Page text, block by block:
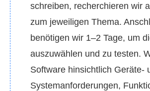
schreiben, recherchieren wir
zum jeweiligen Thema.
benötigen wir 1–2 Tage, um
auszuwählen und zu testen.
Software hinsichtlich Geräte‑
Systemanforderungen,